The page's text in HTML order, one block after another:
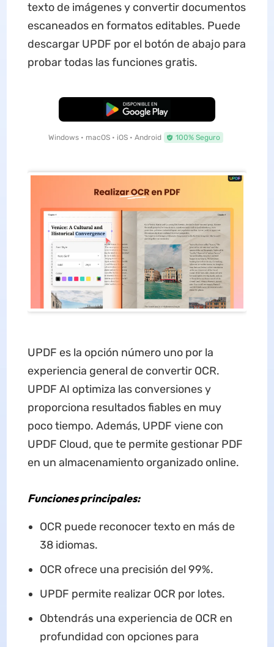
texto de imágenes y convertir documentos
escaneados en formatos editables. Puede
descargar UPDF por el botón de abajo para
probar todas las funciones gratis.
Descarga Gratuita
Windows • macOS • iOS • Android 100% Seguro
UPDF es la opción número uno por la
experiencia general de convertir OCR.
UPDF AI optimiza las conversiones y
proporciona resultados fiables en muy
poco tiempo. Además, UPDF viene con
UPDF Cloud, que te permite gestionar PDF
en un almacenamiento organizado online.
Funciones principales:
OCR puede reconocer texto en más de
38 idiomas.
OCR ofrece una precisión del 99%.
UPDF permite realizar OCR por lotes.
Obtendrás una experiencia de OCR en
profundidad con opciones para